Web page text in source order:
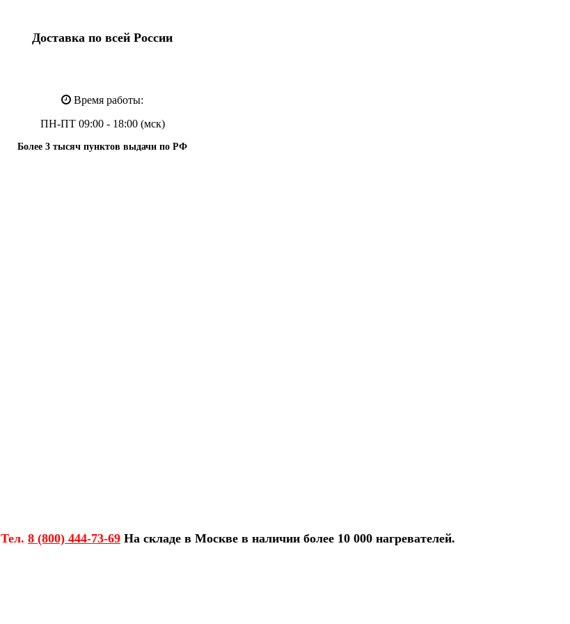
Доставка по всей России
Время работы:
ПН-ПТ 09:00 - 18:00 (мск)
Более 3 тысяч пунктов выдачи по РФ
Тел. 8 (800) 444-73-69 На складе в Москве в наличии более 10 000 нагревателей.